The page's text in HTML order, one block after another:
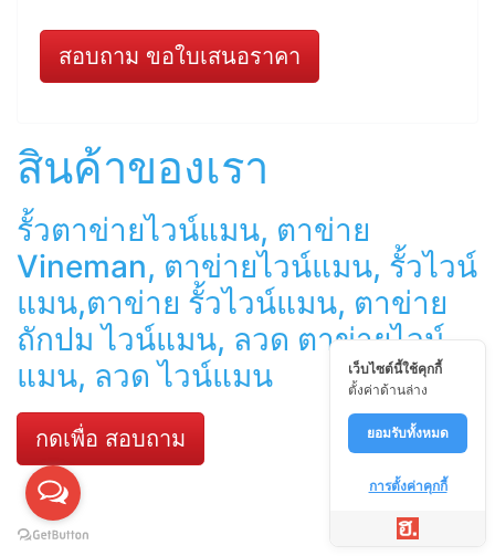
สอบถาม ขอใบเสนอราคา
สินค้าของเรา
รั้วตาข่ายไวน์แมน, ตาข่าย
Vineman, ตาข่ายไวน์แมน, รั้วไวน์
แมน,ตาข่าย รั้วไวน์แมน, ตาข่าย
ถักปม ไวน์แมน, ลวด ตาข่ายไวน์
แมน, ลวด ไวน์แมน
กดเพื่อ สอบถาม
เว็บไซต์นี้ใช้คุกกี้
ตั้งค่าด้านล่าง
ยอมรับทั้งหมด
การตั้งค่าคุกกี้